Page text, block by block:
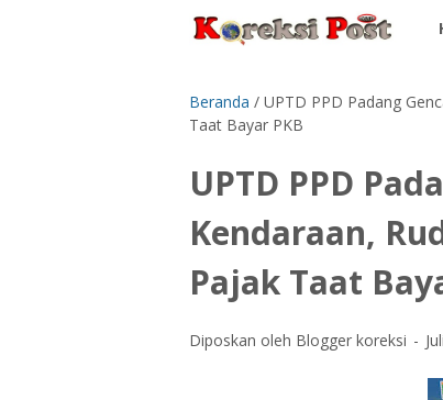
Beranda / UPTD PPD Padang
Taat Bayar PKB
UPTD PPD
Kendaraan,
Pajak Taat
Diposkan oleh Blogger koreksi